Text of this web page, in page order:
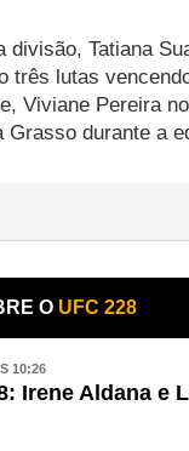
divisão, Tatiana
três lutas
Viviane Pereira
Grasso durante a
O UFC 228
10:26
Irene Aldana e